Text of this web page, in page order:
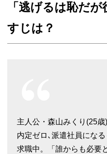
「逃げるは恥だ
すじは？
主人公・森山みくり(25
内定ゼロ､派遣社員にな
求職中。「誰からも必要